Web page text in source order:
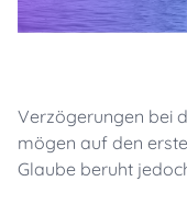
Verzögerungen bei
mögen auf den
Glaube beruht